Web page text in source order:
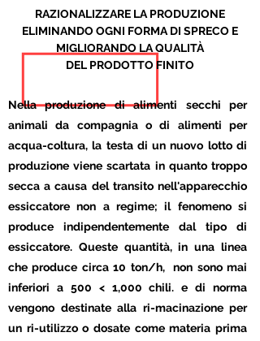
RAZIONALIZZARE LA PRODUZIONE
ELIMINANDO OGNI FORMA DI SPRECO E
MIGLIORANDO LA QUALITÀ
DEL PRODOTTO FINITO
Nella produzione di alimenti secchi per
animali da compagnia o di alimenti per
acqua-coltura, la testa di un nuovo lotto di
produzione viene scartata in quanto troppo
secca a causa del transito nell'apparecchio
essiccatore non a regime; il fenomeno si
produce indipendentemente dal tipo di
essiccatore. Queste quantità, in una linea
che produce circa 10 ton/h, non sono mai
inferiori a 500 < 1,000 chili. e di norma
vengono destinate alla ri-macinazione per
un ri-utilizzo o dosate come materia prima